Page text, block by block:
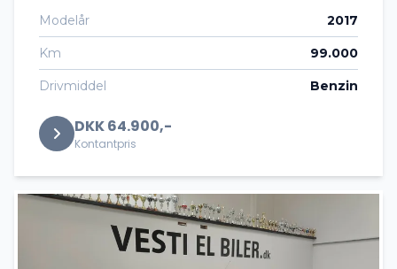
Modelår 2017
Km 99.000
Drivmiddel Benzin
DKK 64.900,-
Kontantpris